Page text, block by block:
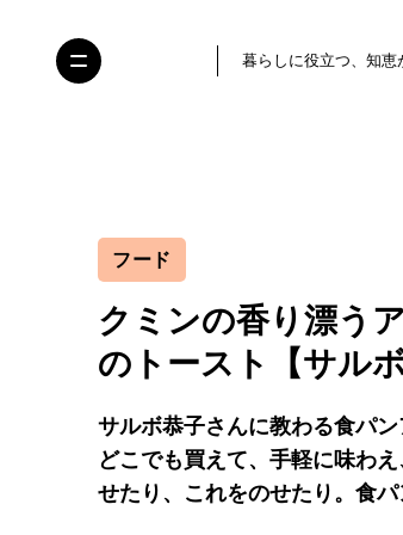
暮らしに役立つ、知恵
フード
クミンの香り漂う
のトースト【サル
サルボ恭子さんに教わる食パン
どこでも買えて、手軽に味わ
せたり、これをのせたり。食